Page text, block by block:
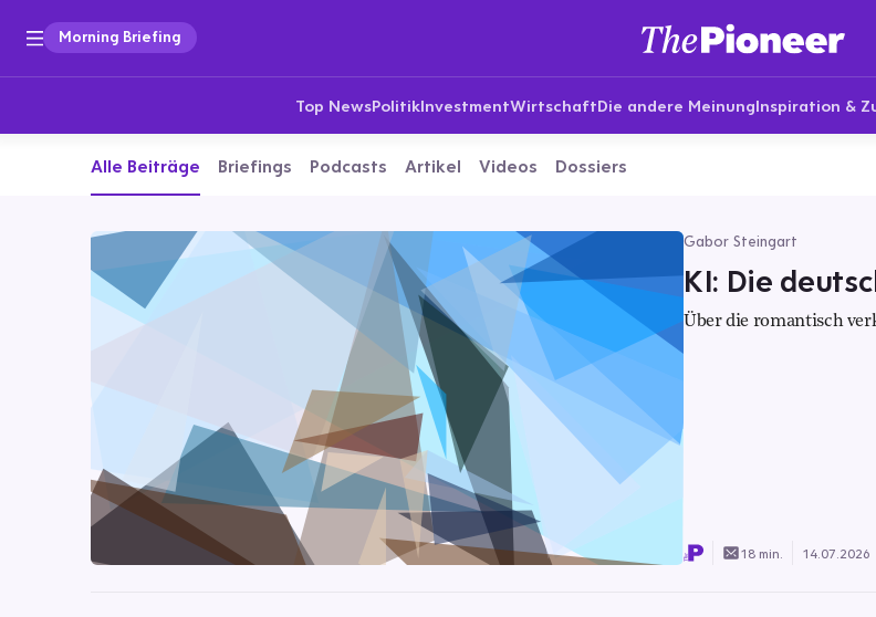
Morning Briefing
Top NewsPolitikInvestmentWirtschaftDie andere MeinungInspiration &
Alle Beiträge Briefings Podcasts Artikel Videos Dossiers
Gabor Steingart
KI: Die
Über die romantisch
18 min. 14.07.2026